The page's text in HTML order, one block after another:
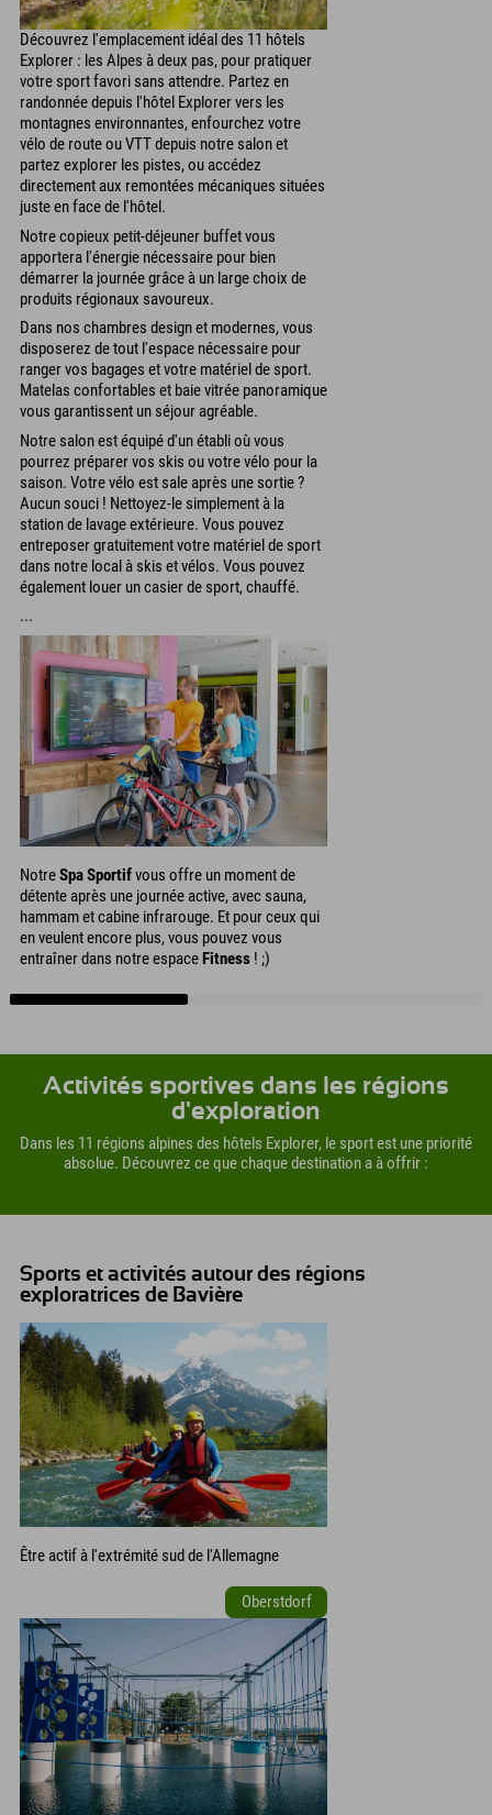
Découvrez l'emplacement idéal des 11 hôtels
Explorer : les Alpes à deux pas, pour pratiquer
votre sport favori sans attendre. Partez en
randonnée depuis l'hôtel Explorer vers les
montagnes environnantes, enfourchez votre
vélo de route ou VTT depuis notre salon et
partez explorer les pistes, ou accédez
directement aux remontées mécaniques situées
juste en face de l'hôtel.
Notre copieux petit-déjeuner buffet vous
apportera l'énergie nécessaire pour bien
démarrer la journée grâce à un large choix de
produits régionaux savoureux.
Dans nos chambres design et modernes, vous
disposerez de tout l'espace nécessaire pour
ranger vos bagages et votre matériel de sport.
Matelas confortables et baie vitrée panoramique
vous garantissent un séjour agréable.
Notre salon est équipé d'un établi où vous
pourrez préparer vos skis ou votre vélo pour la
saison. Votre vélo est sale après une sortie ?
Aucun souci ! Nettoyez-le simplement à la
station de lavage extérieure. Vous pouvez
entreposer gratuitement votre matériel de sport
dans notre local à skis et vélos. Vous pouvez
également louer un casier de sport, chauffé.
...
NotreSpa Sportifvous offre un moment de
détente après une journée active, avec sauna,
hammam et cabine infrarouge. Et pour ceux qui
en veulent encore plus, vous pouvez vous
entraîner dans notre espaceFitness ! ;)
Activités sportives dans les régions
d'exploration
Dans les 11 régions alpines des hôtels Explorer, le sport est une priorité
absolue. Découvrez ce que chaque destination a à offrir :
Sports et activités autour des régions
exploratrices de Bavière
Être actif à l'extrémité sud de l'Allemagne
Oberstdorf